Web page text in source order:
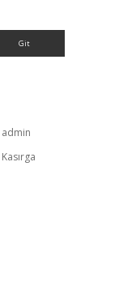
admin
Kasırga